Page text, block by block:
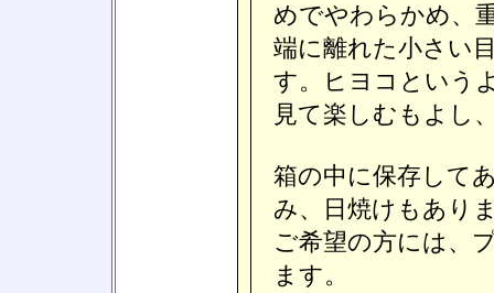
めでやわらかめ、
端に離れた小さい
す。ヒヨコという
見て楽しむもよし
箱の中に保存して
み、日焼けもあり
ご希望の方には、
ます。